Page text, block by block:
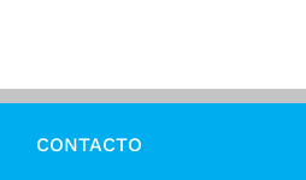
CONTACTO